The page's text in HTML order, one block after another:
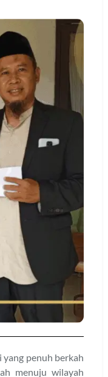
yang penuh berkah
menuju wilayah